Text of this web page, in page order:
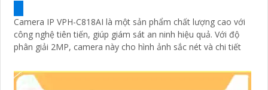
Camera IP VPH-C818AI là một sản phẩm chất lượng cao với
công nghệ tiên tiến, giúp giám sát an ninh hiệu quả. Với độ
phân giải 2MP, camera này cho hình ảnh sắc nét và chi tiết